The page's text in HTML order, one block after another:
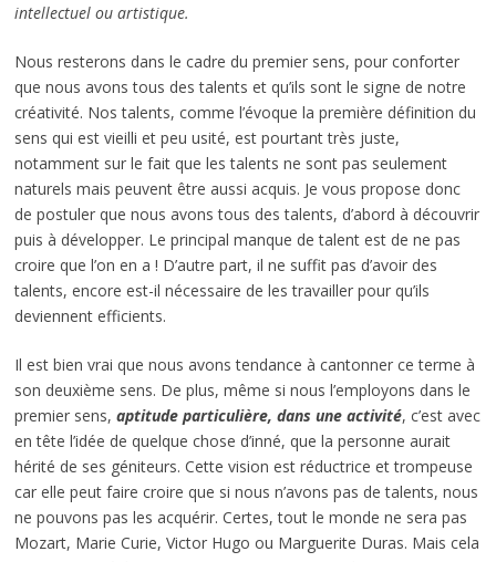
intellectuel ou artistique.
Nous resterons dans le cadre du premier sens, pour conforter
que nous avons tous des talents et qu’ils sont le signe de notre
créativité. Nos talents, comme l’évoque la première définition du
sens qui est vieilli et peu usité, est pourtant très juste,
notamment sur le fait que les talents ne sont pas seulement
naturels mais peuvent être aussi acquis. Je vous propose donc
de postuler que nous avons tous des talents, d’abord à découvrir
puis à développer. Le principal manque de talent est de ne pas
croire que l’on en a ! D’autre part, il ne suffit pas d’avoir des
talents, encore est-il nécessaire de les travailler pour qu’ils
deviennent efficients.
Il est bien vrai que nous avons tendance à cantonner ce terme à
son deuxième sens. De plus, même si nous l’employons dans le
premier sens, aptitude particulière, dans une activité, c’est avec
en tête l’idée de quelque chose d’inné, que la personne aurait
hérité de ses géniteurs. Cette vision est réductrice et trompeuse
car elle peut faire croire que si nous n’avons pas de talents, nous
ne pouvons pas les acquérir. Certes, tout le monde ne sera pas
Mozart, Marie Curie, Victor Hugo ou Marguerite Duras. Mais cela